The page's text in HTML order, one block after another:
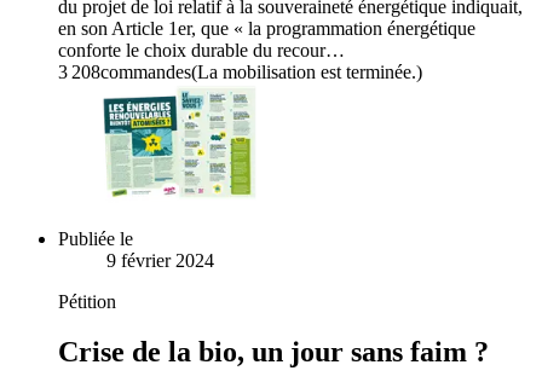
du projet de loi relatif à la souveraineté énergétique indiquait,
en son Article 1er, que « la programmation énergétique
conforte le choix durable du recour…
3 208commandes(La mobilisation est terminée.)
Publiée le
9 février 2024
Pétition
Crise de la bio, un jour sans faim ?